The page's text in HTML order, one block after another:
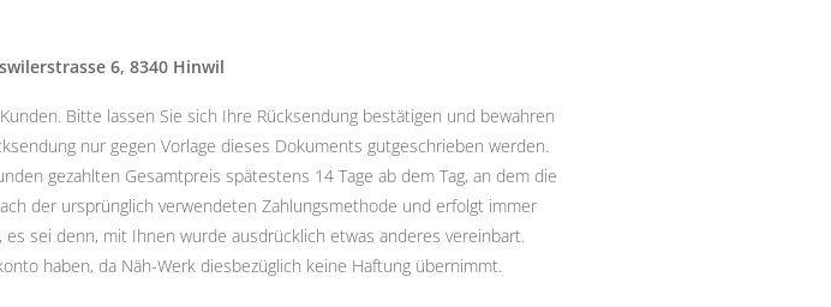
6, 8340 Hinwil
Bitte lassen Sie sich Ihre Rücksendung bestätigen und bewahren
nur gegen Vorlage dieses Dokuments gutgeschrieben werden.
gezahlten Gesamtpreis spätestens 14 Tage ab dem Tag, an dem die
der ursprünglich verwendeten Zahlungsmethode und erfolgt immer
sei denn, mit Ihnen wurde ausdrücklich etwas anderes vereinbart.
haben, da Näh-Werk diesbezüglich keine Haftung übernimmt.